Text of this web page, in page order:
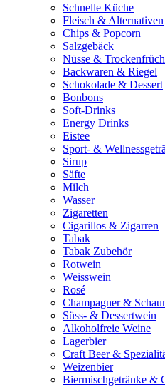
Schnelle Küche
Fleisch & Alternativen
Chips & Popcorn
Salzgebäck
Nüsse &
Backwaren & Riegel
Schokolade & Dessert
Bonbons
Soft-Drinks
Energy Drinks
Eistee
Sport- &
Sirup
Säfte
Milch
Wasser
Zigaretten
Cigarillos & Zigarren
Tabak
Tabak Zubehör
Rotwein
Weisswein
Rosé
Champagner &
Süss- & Dessertwein
Alkoholfreie Weine
Lagerbier
Craft Beer &
Weizenbier
Biermischgetränke &